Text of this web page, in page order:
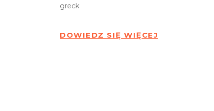
greck
DOWIEDZ SIĘ WIĘCEJ